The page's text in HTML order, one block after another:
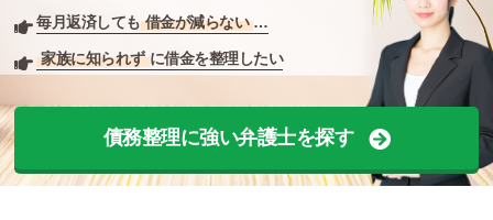
毎月返済しても 借金が減らない …
家族に知られず に借金を整理したい
債務整理に強い弁護士を探す